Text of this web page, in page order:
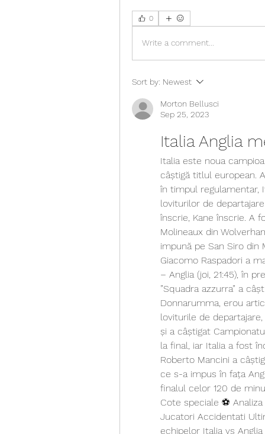
0
Write a comment...
Sort by: Newest
Morton Bellusci
Sep 25, 2023
Italia Anglia
Italia este noua
câștigă titlul european.
în timpul regulamentar,
loviturilor de
înscrie, Kane înscrie. A
Molineaux din
impună pe San Siro din
Giacomo Raspadori a
– Anglia (joi, 21:45), în
”Squadra azzurra” a
Donnarumma, erou
loviturile de
și a câștigat
la final, iar Italia a fost
Roberto Mancini a
ce s-a impus în fața
finalul celor 120 de
Cote speciale ⚽
Jucatori Accidentati
echipelor Italia vs